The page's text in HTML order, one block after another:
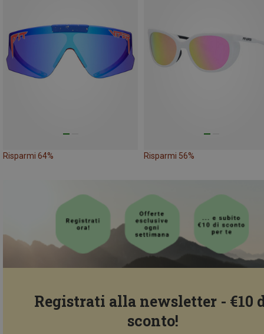
Risparmi 64% Risparmi 56%
Registrati alla newsletter - €10
sconto!